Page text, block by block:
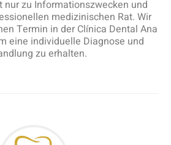
nur zu Informationszwecken und
medizinischen Rat. Wir
Termin in der Clínica Dental Ana
eine individuelle Diagnose und
zu erhalten.